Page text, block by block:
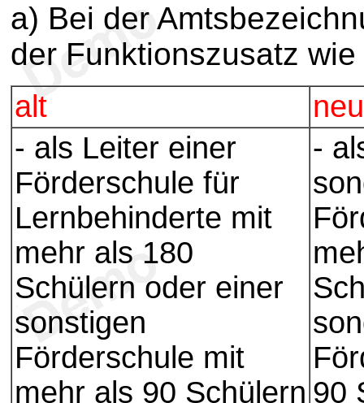
a) Bei der
der Funktionszusatz
alt
neu
- als Leiter einer
Förderschule für
Lernbehinderte mit
mehr als 180
Schülern oder einer
sonstigen
Förderschule mit
mehr als 90 Schülern
-
90